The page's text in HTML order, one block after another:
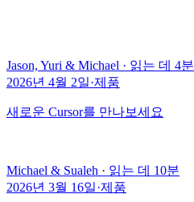
Jason, Yuri & Michael · 읽는 데 4분
2026년 4월 2일·제품
새로운 Cursor를 만나보세요
Michael & Sualeh · 읽는 데 10분
2026년 3월 16일·제품